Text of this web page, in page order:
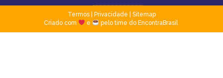
Termos| Privacidade
Sitemap
Criado com
e pelo time do EncontraBrasil